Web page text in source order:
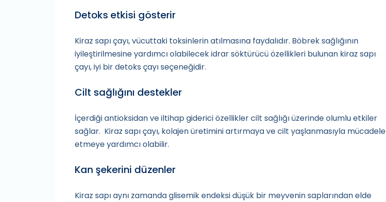
Detoks etkisi gösterir
Kiraz sapı çayı, vücuttaki toksinlerin atılmasına faydalıdır. Böbrek sağlığının
iyileştirilmesine yardımcı olabilecek idrar söktürücü özellikleri bulunan kiraz sapı
çayı, iyi bir detoks çayı seçeneğidir.
Cilt sağlığını destekler
İçerdiği antioksidan ve iltihap giderici özellikler cilt sağlığı üzerinde olumlu etkiler
sağlar. Kiraz sapı çayı, kolajen üretimini artırmaya ve cilt yaşlanmasıyla mücadele
etmeye yardımcı olabilir.
Kan şekerini düzenler
Kiraz sapı aynı zamanda glisemik endeksi düşük bir meyvenin saplarından elde